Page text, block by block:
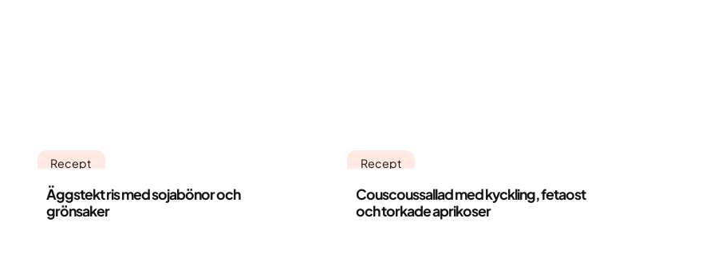
Recept
Äggstekt ris med sojabönor och
grönsaker
Recept
Couscoussallad med kyckling, fetaost
och torkade aprikoser